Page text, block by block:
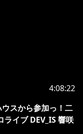
4:08:22
ウスから参加っ！二
イブ DEV_IS 響咲